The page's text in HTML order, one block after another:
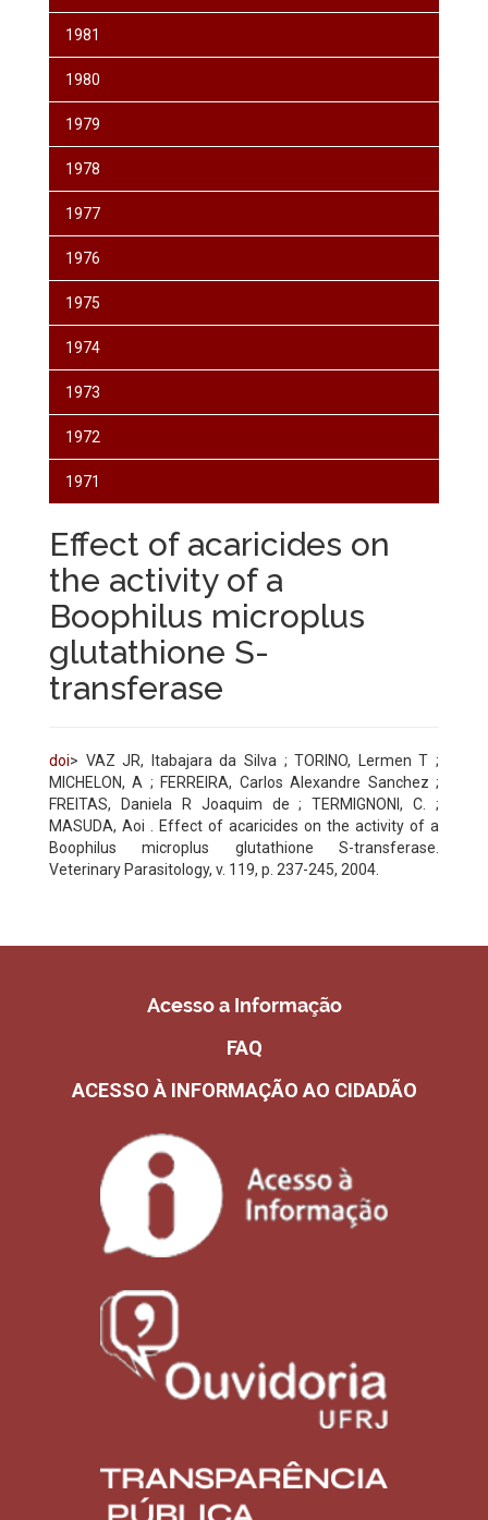
1981
1980
1979
1978
1977
1976
1975
1974
1973
1972
1971
Effect of acaricides on
the activity of a
Boophilus microplus
glutathione S-
transferase
doi> VAZ JR, Itabajara da Silva ; TORINO, Lermen T ;
MICHELON, A ; FERREIRA, Carlos Alexandre Sanchez ;
FREITAS, Daniela R Joaquim de ; TERMIGNONI, C. ;
MASUDA, Aoi . Effect of acaricides on the activity of a
Boophilus microplus glutathione S-transferase.
Veterinary Parasitology, v. 119, p. 237-245, 2004.
Acesso a Informação
FAQ
ACESSO À INFORMAÇÃO AO CIDADÃO